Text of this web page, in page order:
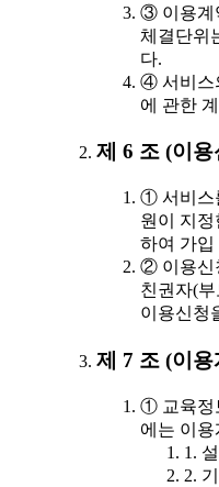
③ 이용계
체결단위
다.
④ 서비스
에 관한
제 6 조 (이용
① 서비스
원이 지
하여 가입
② 이용신
친권자(
이용신청
제 7 조 (이
① 교육정
에는 이
1.
2.